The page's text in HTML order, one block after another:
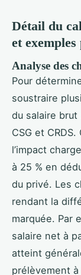
Détail du
et exemples
Analyse des
Pour
soustraire
du salaire
CSG et
l’impact
à 25 % en
du privé. Les
rendant la
marquée. Par
salaire net à
atteint
prélèvement à